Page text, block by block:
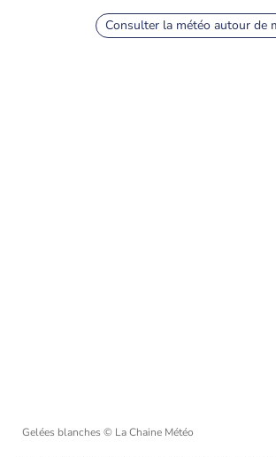
Consulter la météo autour de
Gelées blanches © La Chaine Météo